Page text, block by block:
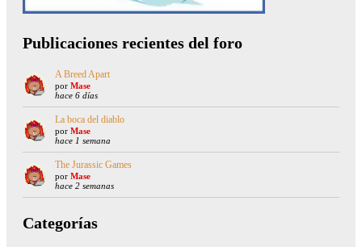
Publicaciones recientes del foro
A Breed Apart
por Mase
hace 6 días
La boca del diablo
por Mase
hace 1 semana
The Jurassic Games
por Mase
hace 2 semanas
Categorías